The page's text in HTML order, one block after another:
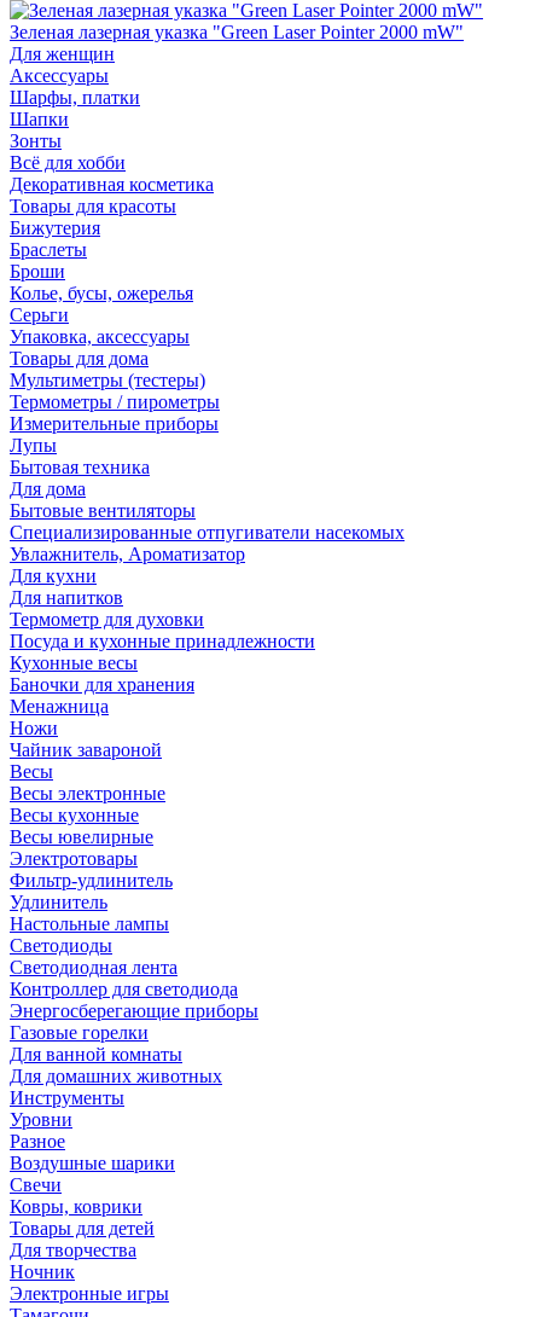
Зеленая лазерная указка "Green Laser Pointer 2000 mW"
Для женщин
Аксессуары
Шарфы, платки
Шапки
Зонты
Всё для хобби
Декоративная косметика
Товары для красоты
Бижутерия
Браслеты
Броши
Колье, бусы, ожерелья
Серьги
Упаковка, аксессуары
Товары для дома
Мультиметры (тестеры)
Термометры / пирометры
Измерительные приборы
Лупы
Бытовая техника
Для дома
Бытовые вентиляторы
Специализированные отпугиватели насекомых
Увлажнитель, Ароматизатор
Для кухни
Для напитков
Термометр для духовки
Посуда и кухонные принадлежности
Кухонные весы
Баночки для хранения
Менажница
Ножи
Чайник завароной
Весы
Весы электронные
Весы кухонные
Весы ювелирные
Электротовары
Фильтр-удлинитель
Удлинитель
Настольные лампы
Светодиоды
Светодиодная лента
Контроллер для светодиода
Энергосберегающие приборы
Газовые горелки
Для ванной комнаты
Для домашних животных
Инструменты
Уровни
Разное
Воздушные шарики
Свечи
Ковры, коврики
Товары для детей
Для творчества
Ночник
Электронные игры